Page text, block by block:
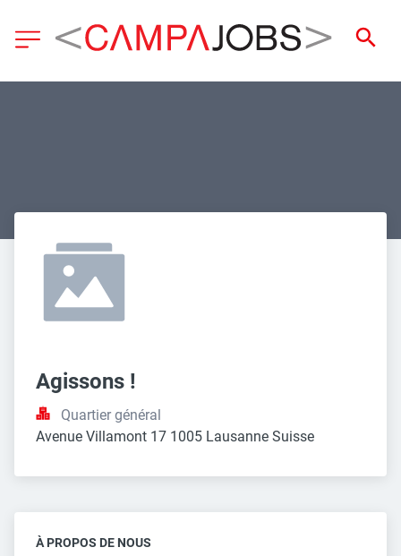
Agissons !
Quartier général
Avenue Villamont 17 1005 Lausanne Suisse
À PROPOS DE NOUS